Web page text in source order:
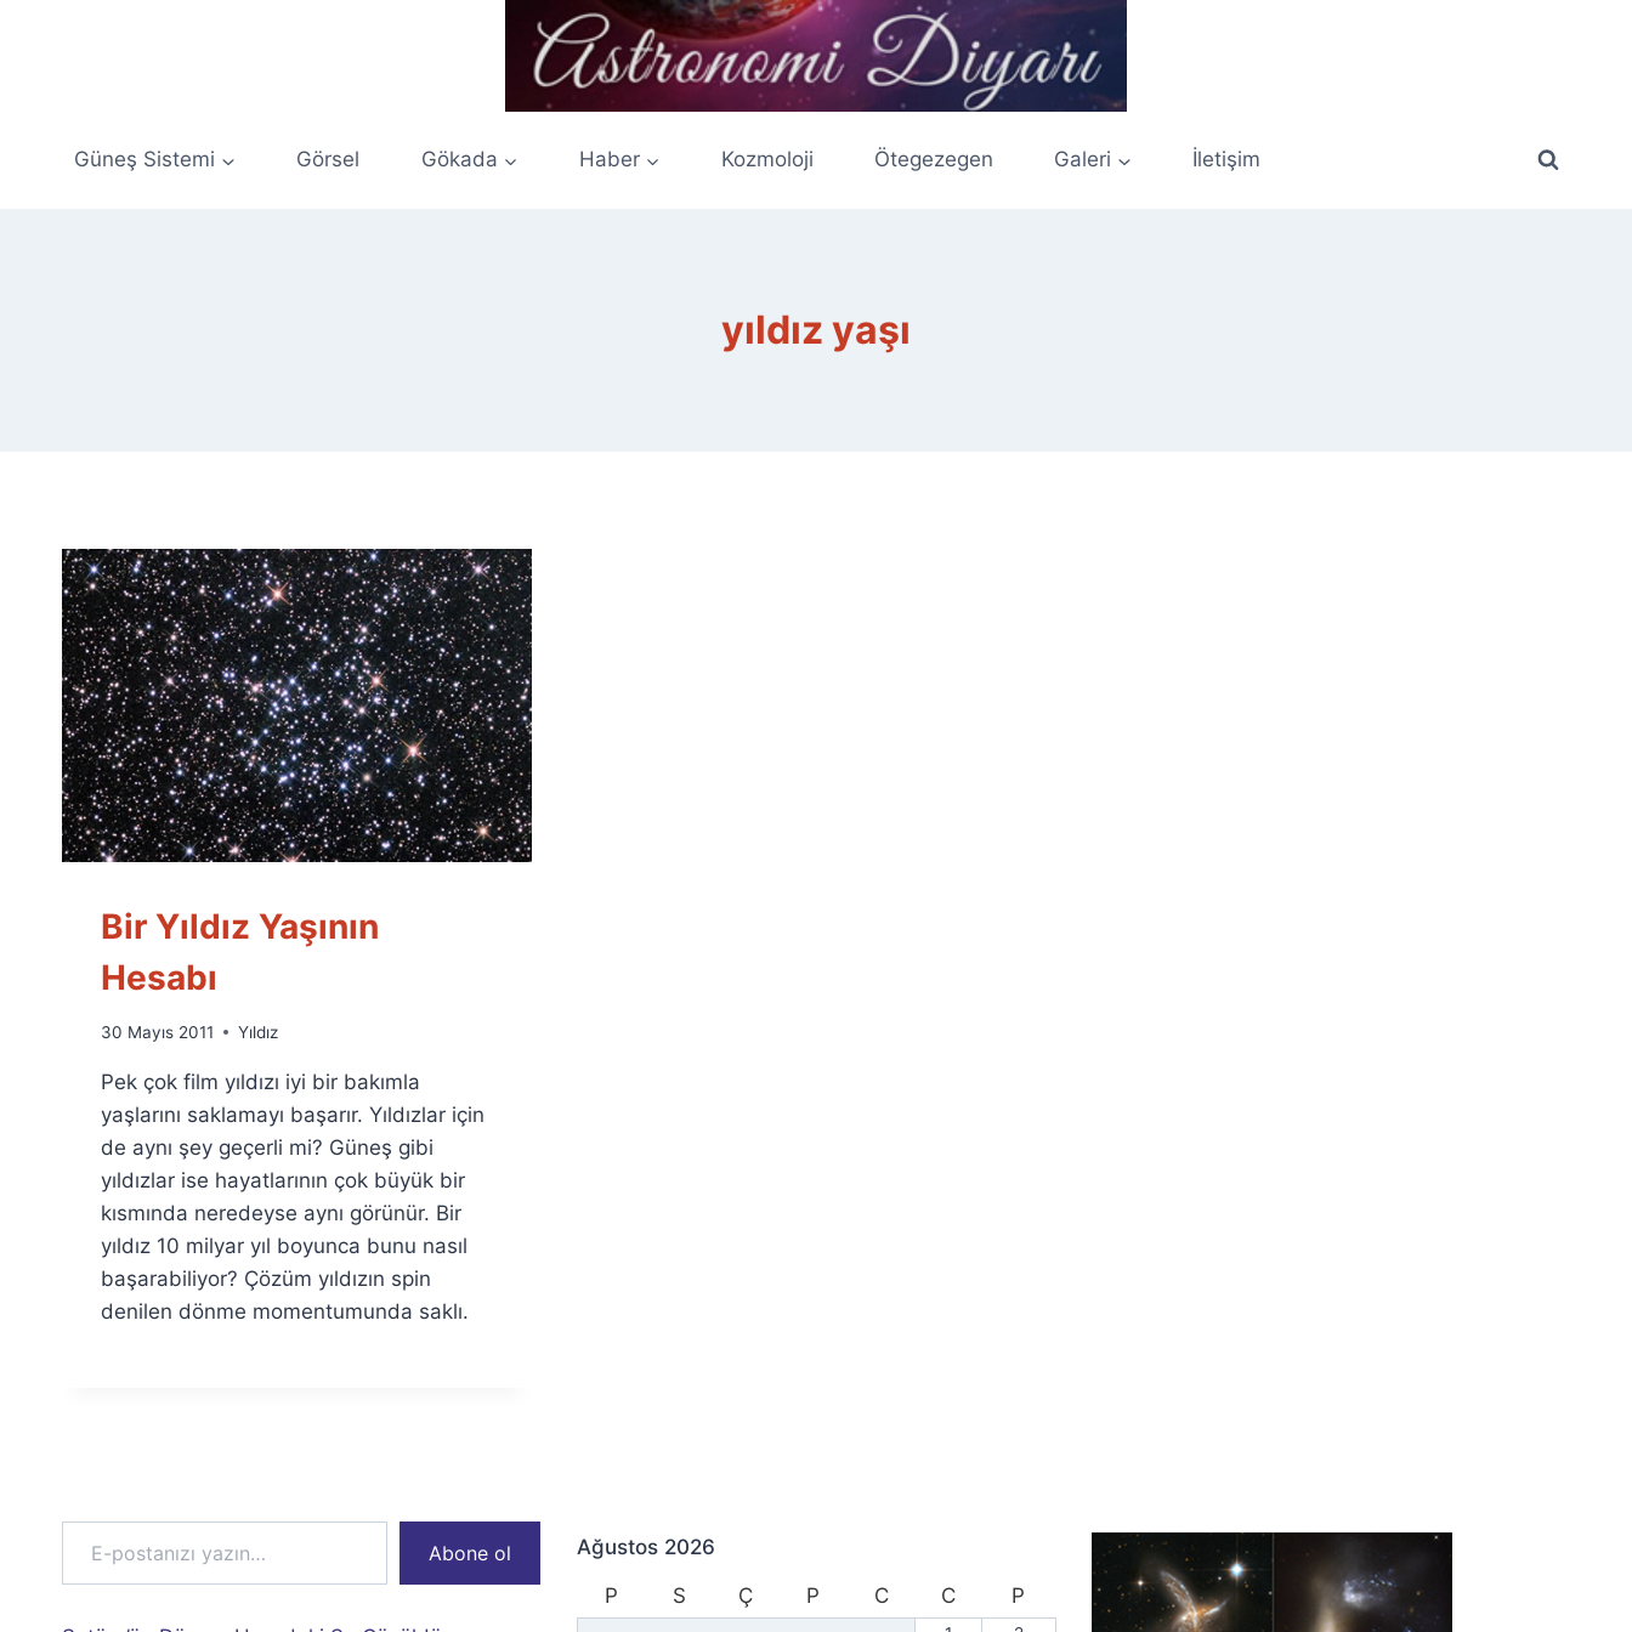
Güneş Sistemi Görsel Gökada Haber Kozmoloji Ötegezegen Galeri İletişim
yıldız yaşı
Bir Yıldız Yaşının
Hesabı
By
Fuat
Özyar
30 Mayıs 2011 Yıldız
Pek çok film yıldızı iyi bir bakımla
yaşlarını saklamayı başarır. Yıldızlar için
de aynı şey geçerli mi? Güneş gibi
yıldızlar ise hayatlarının çok büyük bir
kısmında neredeyse aynı görünür. Bir
yıldız 10 milyar yıl boyunca bunu nasıl
başarabiliyor? Çözüm yıldızın spin
denilen dönme momentumunda saklı.
E-postanızı yazın…
Abone ol
Ağustos 2026
P
S Ç P C C P